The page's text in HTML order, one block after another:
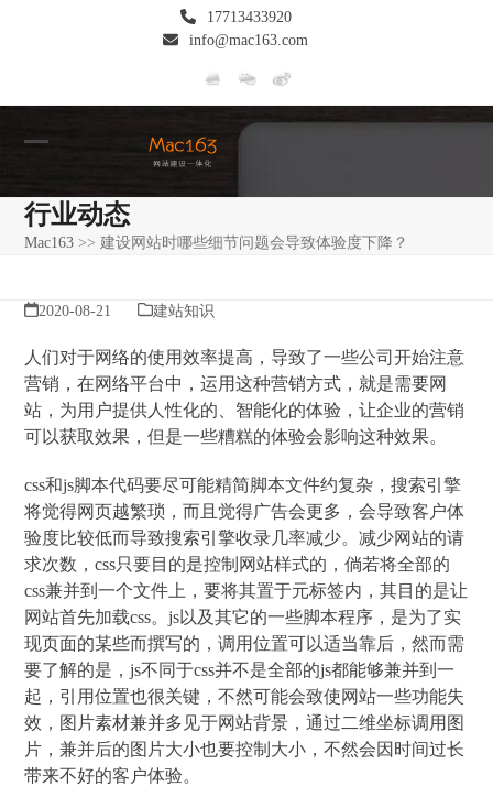
17713433920
info@mac163.com
mobile
menu
mobile
menu
行业动态
Mac163 >>建设网站时哪些细节问题会导致体验度下降？
2020-08-21 建站知识
人们对于网络的使用效率提高，导致了一些公司开始注意
营销，在网络平台中，运用这种营销方式，就是需要网
站，为用户提供人性化的、智能化的体验，让企业的营销
可以获取效果，但是一些糟糕的体验会影响这种效果。
css和js脚本代码要尽可能精简脚本文件约复杂，搜索引擎
将觉得网页越繁琐，而且觉得广告会更多，会导致客户体
验度比较低而导致搜索引擎收录几率减少。减少网站的请
求次数，css只要目的是控制网站样式的，倘若将全部的
css兼并到一个文件上，要将其置于元标签内，其目的是让
网站首先加载css。js以及其它的一些脚本程序，是为了实
现页面的某些而撰写的，调用位置可以适当靠后，然而需
要了解的是，js不同于css并不是全部的js都能够兼并到一
起，引用位置也很关键，不然可能会致使网站一些功能失
效，图片素材兼并多见于网站背景，通过二维坐标调用图
片，兼并后的图片大小也要控制大小，不然会因时间过长
带来不好的客户体验。